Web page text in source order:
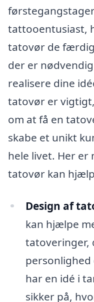
tattooentusiast,
tatovør de
der er
realisere dine
tatovør er
om at få en
skabe et unikt
hele livet. Her er
tatovør kan
Design af
kan hjælpe
tatoveringer,
personlighed
har en idé i
sikker på,